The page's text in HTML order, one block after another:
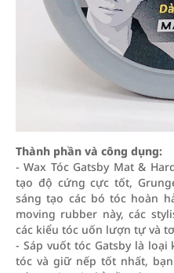
Thành phần và công dụng:
- Wax Tóc Gatsby Mat &
tạo độ cứng cực tốt,
sáng tạo các bó tóc hoàn
moving rubber này, các
các kiểu tóc uốn lượn tự và
- Sáp vuốt tóc Gatsby là
tóc và giữ nếp tốt nhất,